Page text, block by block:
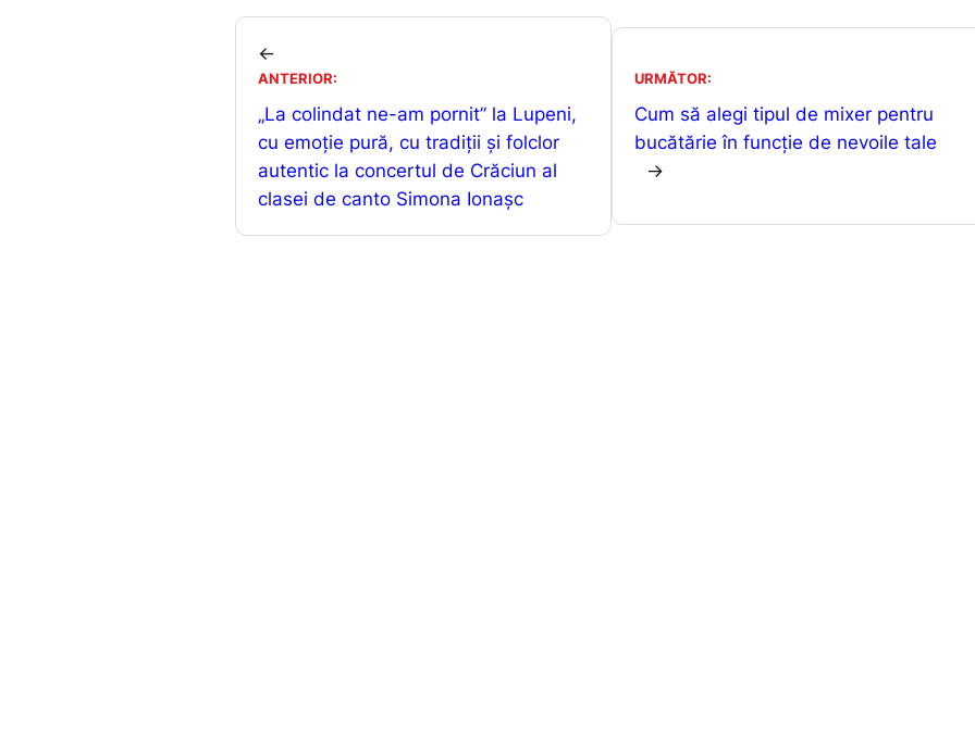
c
o
o
k
ai at
p
p
s
n
ta
←
ANTERIOR:
„La colindat ne-am pornit” la Lupeni,
cu emoție pură, cu tradiții și folclor
autentic la concertul de Crăciun al
clasei de canto Simona Ionașc
URMĂTOR:
Cum să alegi tipul de mixer pentru
bucătărie în funcție de nevoile tale
→